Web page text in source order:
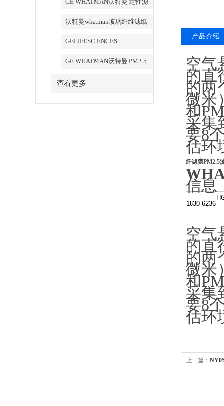
GE WHATMAN沃特曼 定性滤
纸
沃特曼whatman玻璃纤维滤纸
GELIFESCIENCES
WHATMAN 转印记膜杂交膜
GE WHATMAN沃特曼 PM2.5
查看更多
产品介绍
空气
的直
的两
微米
和
采集
要8
估环
纤滤膜PM2.5
信息
1830-6236
空气
的直
的两
微米
和
采集
要8
估环
上一篇：